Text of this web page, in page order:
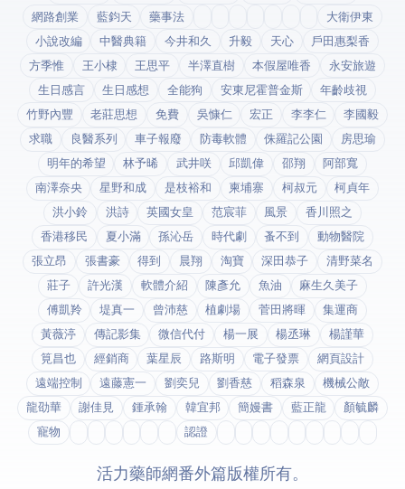
網路創業
藍鈞天 藥事法
大衛伊東
小說改編
中醫典籍 今井和久 升毅 天心
戶田惠梨香
方季惟
王小棣 王思平 半澤直樹 本假屋唯香
永安旅遊
生日感言
生日感想 全能狗 安東尼霍普金斯
年齡歧視
竹野內豐
老莊思想 免費 吳慷仁 宏正 李李仁
李國毅
求職
良醫系列 車子報廢 防毒軟體 侏羅記公園
房思瑜
明年的希望
林予晞 武井咲 邱凱偉 邵翔
阿部寬
南澤奈央
星野和成 是枝裕和 柬埔寨 柯叔元
柯貞年
洪小鈴
洪詩 英國女皇 范宸菲 風景
香川照之
香港移民
夏小滿 孫沁岳 時代劇 蚤不到
動物醫院
張立昂
張書豪 得到app 晨翔 淘寶 深田恭子
清野菜名
莊子
許光漢 軟體介紹 陳彥允 魚油
麻生久美子
傅凱羚
堤真一 曾沛慈 植劇場 菅田將暉
集運商
黃薇渟
傳記影集 微信代付 楊一展 楊丞琳
楊謹華
筧昌也
經銷商 葉星辰 路斯明 電子發票
網頁設計
遠端控制
遠藤憲一 劉奕兒 劉香慈 稻森泉
機械公敵
龍劭華
謝佳見 鍾承翰 韓宜邦 簡嫚書 藍正龍
顏毓麟
寵物
fda認證
© 2026 活力藥師網番外篇. 版權所有。